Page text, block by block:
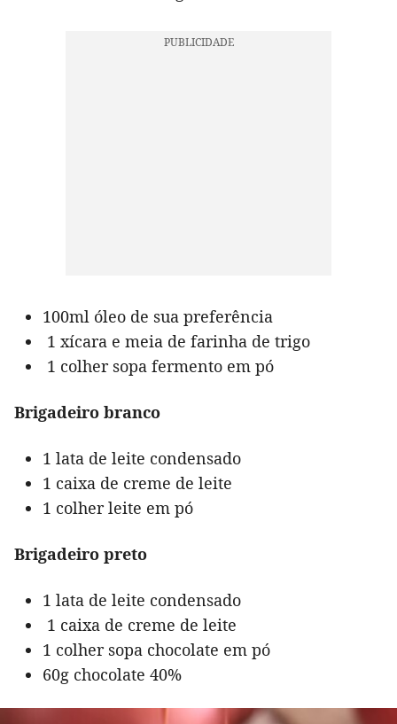
100ml óleo de sua preferência
1 xícara e meia de farinha de trigo
1 colher sopa fermento em pó
Brigadeiro branco
1 lata de leite condensado
1 caixa de creme de leite
1 colher leite em pó
Brigadeiro preto
1 lata de leite condensado
1 caixa de creme de leite
1 colher sopa chocolate em pó
60g chocolate 40%